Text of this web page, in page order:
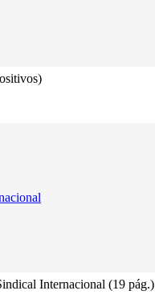
Internacional (19 pág.)